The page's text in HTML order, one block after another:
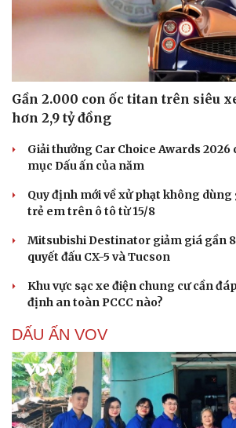
Gần 2.000 con ốc titan trên siêu
hơn 2,9 tỷ đồng
Giải thưởng Car Choice Awards 2026
mục Dấu ấn của năm
Quy định mới về xử phạt không dùng
trẻ em trên ô tô từ 15/8
Mitsubishi Destinator giảm giá gần
quyết đấu CX-5 và Tucson
Khu vực sạc xe điện chung cư cần
định an toàn PCCC nào?
DẤU ẤN VOV